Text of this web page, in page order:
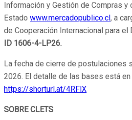
Información y Gestión de Compras y
Estado www.mercadopublico.cl , a
de Cooperación Internacional para el
ID 1606-4-LP26.
La fecha de cierre de postulaciones
2026. El detalle de las bases está en
https://shorturl.at/4RFlX
SOBRE CLETS